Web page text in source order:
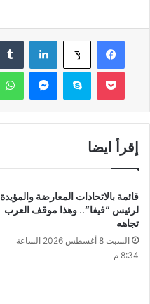
فيسبوك ‫X لينكدإن
سكايب
إقرأ ايضا
قائمة بالاتحادات المعارضة والمؤيدة
لرئيس “فيفا”.. وهذا موقف العرب
تجاهه
السبت 8 أغسطس 2026 الساعة
8:34 م